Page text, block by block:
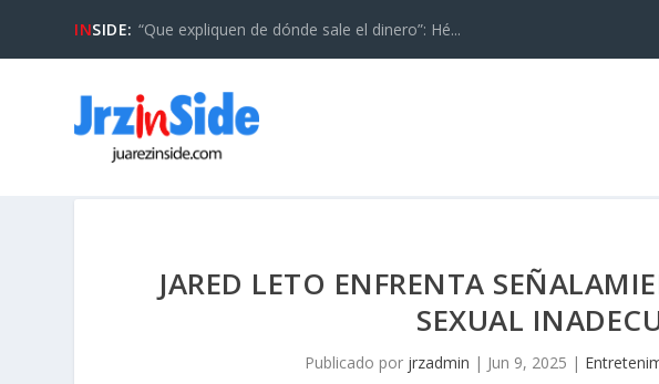
INSIDE: “Que expliquen de dónde sale el dinero”: Hé...
JARED LETO ENFRENTA
SEXUAL
Publicado por jrzadmin | Jun 9, 2025 |